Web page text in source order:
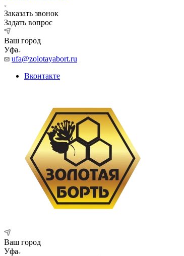
Заказать звонок
Задать вопрос
Ваш город
Уфа
ufa@zolotayabort.ru
Вконтакте
Ваш город
Уфа